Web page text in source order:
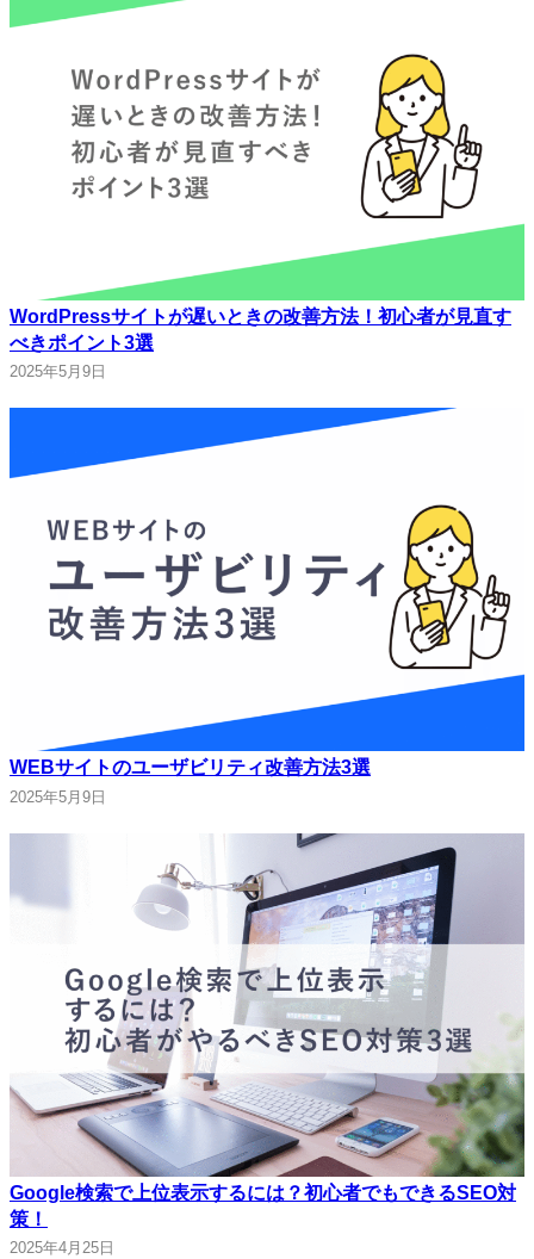
WordPressサイトが遅いときの改善方法！初心者が見直す
べきポイント3選
2025年5月9日
WEBサイトのユーザビリティ改善方法3選
2025年5月9日
Google検索で上位表示するには？初心者でもできるSEO対
策！
2025年4月25日